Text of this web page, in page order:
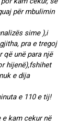
për mbulimin
sime ),i
pra e tregoj
që unë para një
hijenë),fshihet
e dija
e 110 e tij!
kam cekur në